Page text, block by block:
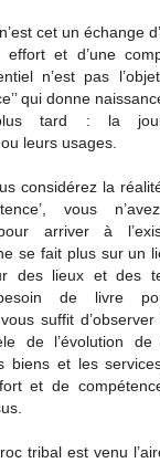
cet un échange
effort et d’une
n’est pas
qui donne
tard : la
leurs usages.
considérez la
vous
pour arriver à
se fait plus sur un
des lieux et des
de livre
suffit
de l’évolution
biens et les
et de
tribal est venu